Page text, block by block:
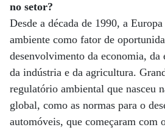
no setor?
Desde a década de 1990, a
ambiente como fator de
desenvolvimento da economia, da
da indústria e da agricultura.
regulatório ambiental que nasceu
global, como as normas para o
automóveis, que começaram com